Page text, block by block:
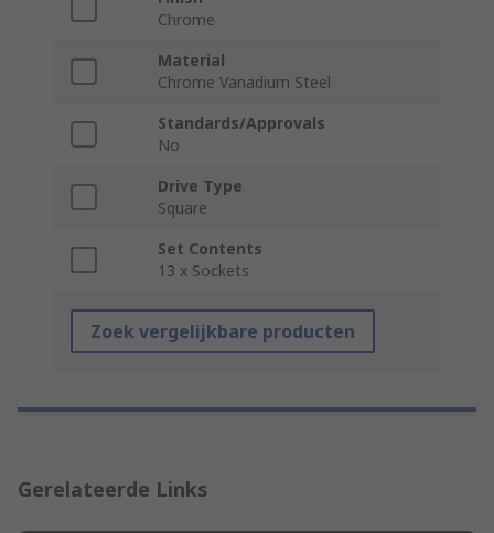
Chrome
Material
Chrome Vanadium Steel
Standards/Approvals
No
Drive Type
Square
Set Contents
13 x Sockets
Zoek vergelijkbare producten
Gerelateerde Links